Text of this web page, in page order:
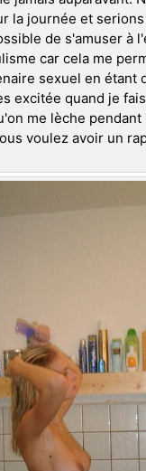
la journée et
de s'amuser à
car cela me
sexuel en étant
excitée quand je
me lèche
voulez avoir un